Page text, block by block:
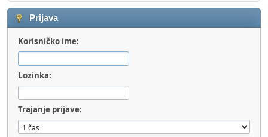
Prijava
Korisničko ime:
Lozinka:
Trajanje prijave: